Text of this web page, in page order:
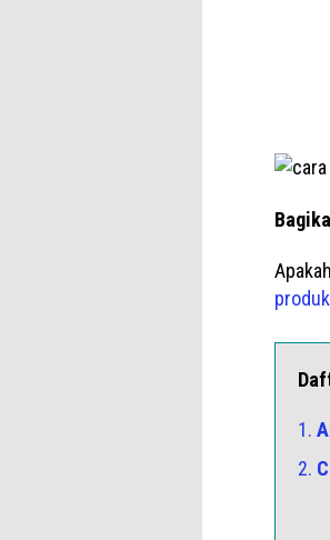
produk
1.
2.